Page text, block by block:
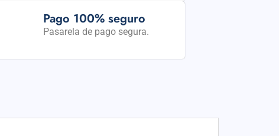
Pago 100% seguro
Pasarela de pago segura.